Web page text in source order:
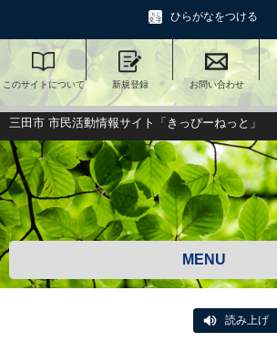
ひらがなをつける
このサイトについて 新規登録 お問い合わせ
三
サ
三田市 市民活動情報サイト「きっぴーねっと」
MENU
読み上げ